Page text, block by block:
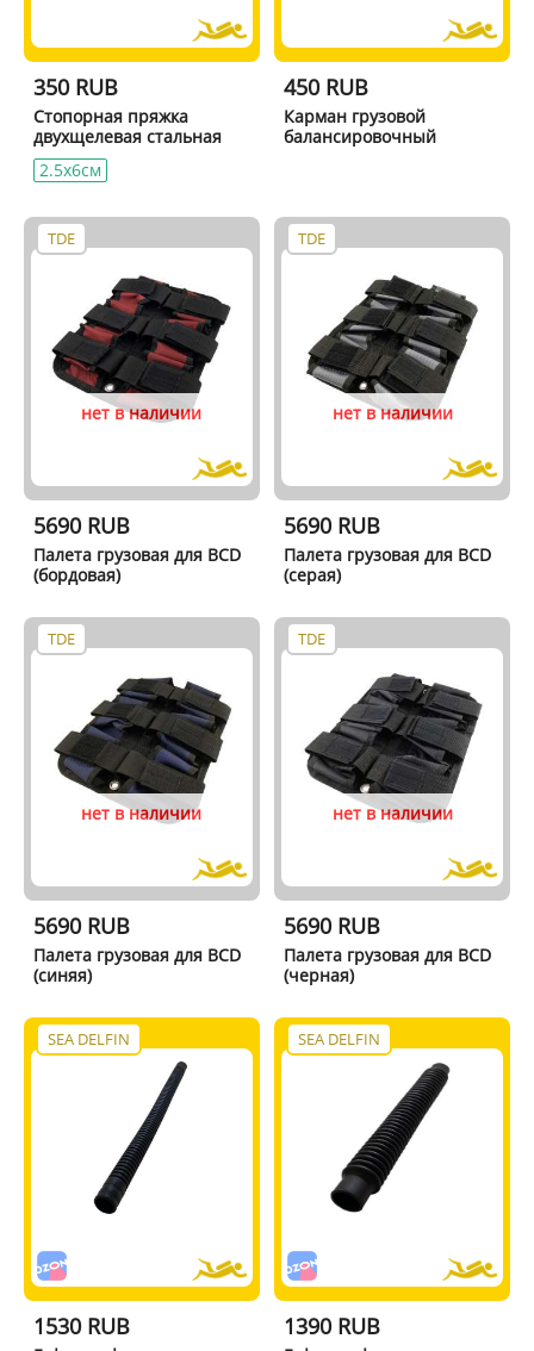
350 RUB
Стопорная пряжка
двухщелевая стальная
2.5x6см
450 RUB
Карман грузовой
балансировочный
TDE
нет в наличии
5690 RUB
Палета грузовая для BCD
(бордовая)
TDE
нет в наличии
5690 RUB
Палета грузовая для BCD
(серая)
TDE
нет в наличии
5690 RUB
Палета грузовая для BCD
(синяя)
TDE
нет в наличии
5690 RUB
Палета грузовая для BCD
(черная)
SEA DELFIN
1530 RUB
SEA DELFIN
1390 RUB